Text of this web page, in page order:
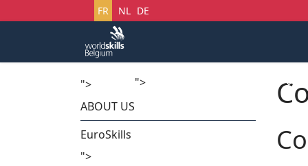
Sélectionnez votre langue
FR NL DE
">
">
ABOUT US
EuroSkills
">